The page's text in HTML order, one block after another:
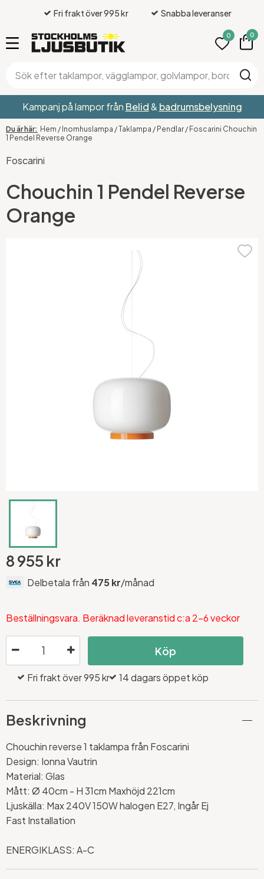
Fri frakt över 995 kr Snabba leveranser
0 0
Kampanj på lampor från Belid& badrumsbelysning
Hem / Inomhuslampa /Taklampa / Pendlar / Foscarini Chouchin
1 Pendel Reverse Orange
Foscarini
Chouchin 1 Pendel Reverse
Orange
8 955 kr
Delbetala från 475 kr/månad
Beställningsvara. Beräknad leveranstid c:a 2-6 veckor
Köp
Fri frakt över 995 kr 14 dagars öppet köp
Beskrivning
Chouchin reverse 1 taklampa från Foscarini
Design: Ionna Vautrin
Material: Glas
Mått: Ø 40cm - H 31cm Maxhöjd 221cm
Ljuskälla: Max 240V 150W halogen E27, Ingår Ej
Fast Installation
ENERGIKLASS: A-C